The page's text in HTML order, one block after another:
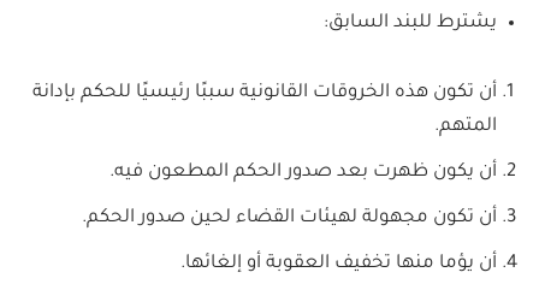
يشترط للبند السابق:
أن تكون هذه الخروقات القانونية سببًا رئيسيًا للحكم بإدانة
المتهم.
أن يكون ظهرت بعد صدور الحكم المطعون فيه.
أن تكون مجهولة لهيئات القضاء لحين صدور الحكم.
أن يؤما منها تخفيف العقوبة أو إلغائها.